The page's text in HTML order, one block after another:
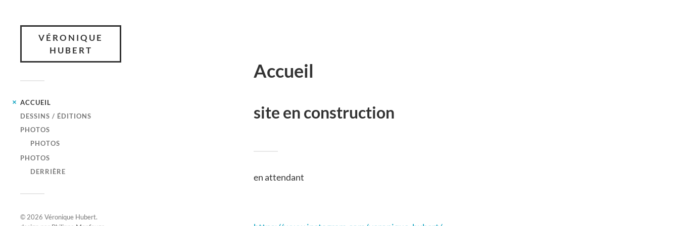
VÉRONIQUE
HUBERT
ACCUEIL
DESSINS / ÉDITIONS
PHOTOS
PHOTOS
PHOTOS
DERRIÈRE
© 2026 Véronique Hubert.
Accueil
site en construction
en attendant